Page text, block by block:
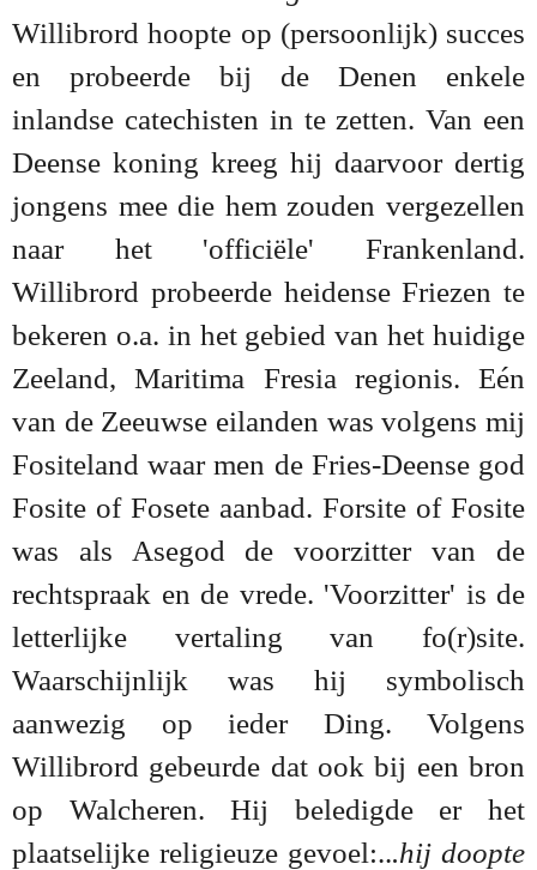
Willibrord hoopte op (persoonlijk) succes
en probeerde bij de Denen enkele
inlandse catechisten in te zetten. Van een
Deense koning kreeg hij daarvoor dertig
jongens mee die hem zouden vergezellen
naar het 'officiële' Frankenland.
Willibrord probeerde heidense Friezen te
bekeren o.a. in het gebied van het huidige
Zeeland, Maritima Fresia regionis. Eén
van de Zeeuwse eilanden was volgens mij
Fositeland waar men de Fries-Deense god
Fosite of Fosete aanbad. Forsite of Fosite
was als Asegod de voorzitter van de
rechtspraak en de vrede. 'Voorzitter' is de
letterlijke vertaling van fo(r)site.
Waarschijnlijk was hij symbolisch
aanwezig op ieder Ding. Volgens
Willibrord gebeurde dat ook bij een bron
op Walcheren. Hij beledigde er het
plaatselijke religieuze gevoel:...hij doopte